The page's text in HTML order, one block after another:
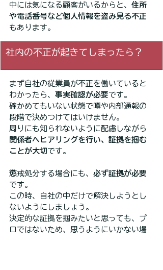
中には気になる顧客がいるからと、 住所
や電話番号など個人情報を盗み見る不正
もあります。
社内の不正が起きてしまったら？
まず自社の従業員が不正を働いていると
わかったら、 事実確認が必要です。
確かめてもいない状態で噂や内部通報の
段階で決めつけてはいけません。
周りにも知られないように配慮しながら
関係者へヒアリングを行い、証拠を掴む
ことが大切です。
懲戒処分する場合にも、 必ず証拠が必要
です。
この時、自社の中だけで解決しようとし
ないようにしましょう。
決定的な証拠を掴みたいと思っても、プ
ロではないため、思うようにいかない場